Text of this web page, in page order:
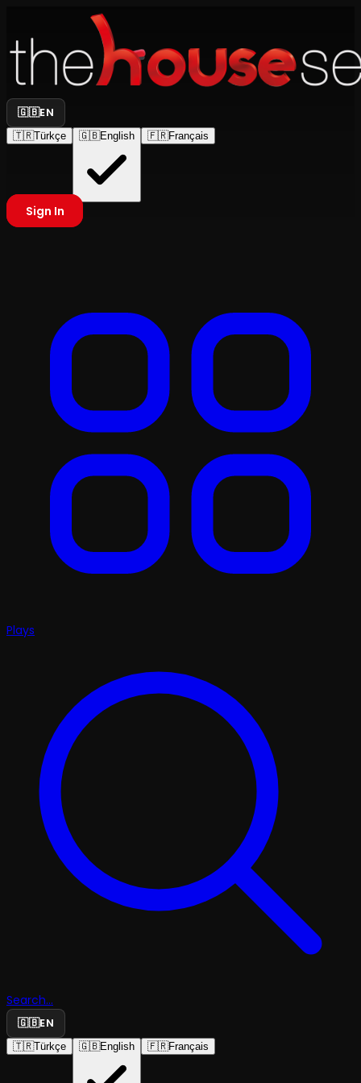
🇬🇧EN
🇹🇷Türkçe 🇬🇧English 🇫🇷Français
Sign In
Plays
Search...
🇬🇧EN
🇹🇷Türkçe 🇬🇧English 🇫🇷Français